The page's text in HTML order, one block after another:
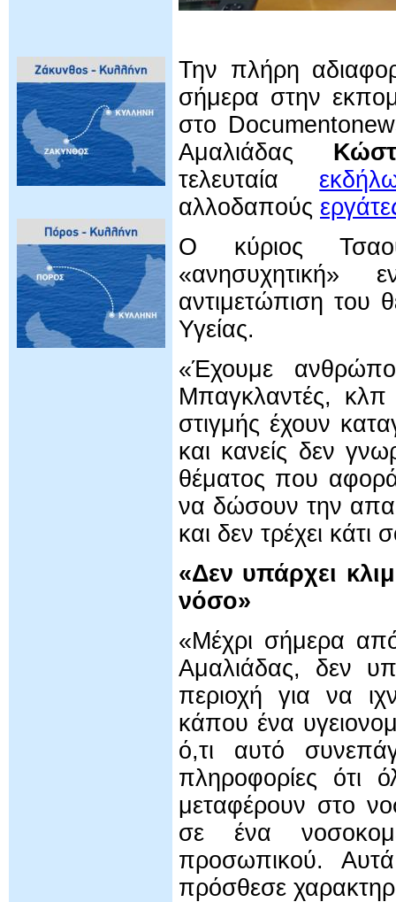
Την πλήρη
σήμερα στην
στο
Αμαλιάδας
τελευταία
αλλοδαπούς
Ο κύριος
αντιμετώπιση του
Υγείας.
«Έχουμε
Μπαγκλαντές, κλπ
στιγμής έχουν
και κανείς δεν
θέματος που αφορά
να δώσουν την
και δεν τρέχει
«Δεν υπάρχει
νόσο»
«Μέχρι σήμερα
Αμαλιάδας, δεν
περιοχή για να
κάπου ένα
ό,τι αυτό
πληροφορίες
μεταφέρουν στο
σε ένα
προσωπικού.
πρόσθεσε